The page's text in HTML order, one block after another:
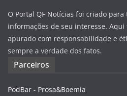
O Portal QF Notícias foi criado para
informações de seu interesse.
apurado com responsabilidade e
sempre a verdade dos fatos.
Parceiros
PodBar - Prosa&Boemia